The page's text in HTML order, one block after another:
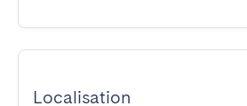
Localisation